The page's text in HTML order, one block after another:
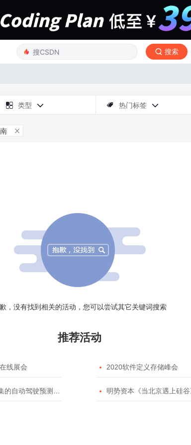
搜索
 类型   热门标签 

，没有找到相关的活动，您可以尝试其它关键词搜索
推荐活动
线展会  2020软件定义存储峰会
驾驶预测模型挑战赛  明势资本《当北京遇上硅谷》系列